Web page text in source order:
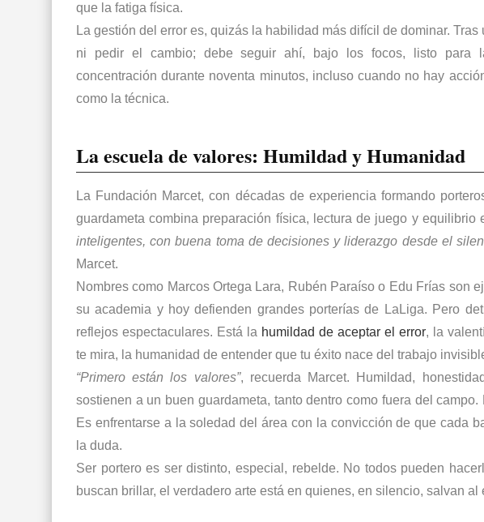
que la fatiga física.
La gestión del error es, quizás la habilidad más difícil de dominar.
ni pedir el cambio; debe seguir ahí, bajo los focos, listo para
concentración durante noventa minutos, incluso cuando no hay
como la técnica.
La escuela de valores: Humildad y Humanidad
La Fundación Marcet, con décadas de experiencia formando
guardameta combina preparación física, lectura de juego y equilibrio
inteligentes, con buena toma de decisiones y liderazgo desde el
Marcet.
Nombres como Marcos Ortega Lara, Rubén Paraíso o Edu Frías son
su academia y hoy defienden grandes porterías de LaLiga. Pero
reflejos espectaculares. Está la humildad de aceptar el error, la
te mira, la humanidad de entender que tu éxito nace del trabajo
“Primero están los valores”, recuerda Marcet. Humildad,
sostienen a un buen guardameta, tanto dentro como fuera del
Es enfrentarse a la soledad del área con la convicción de que cada
la duda.
Ser portero es ser distinto, especial, rebelde. No todos pueden
buscan brillar, el verdadero arte está en quienes, en silencio, salvan al